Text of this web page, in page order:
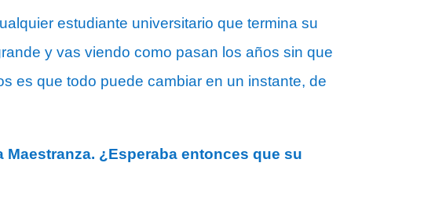
estudiante universitario que termina su
y vas viendo como pasan los años sin que
es que todo puede cambiar en un instante, de
¿Esperaba entonces que su